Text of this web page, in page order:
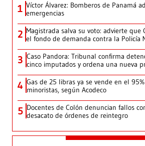
1 Víctor Álvarez: Bomberos de Panamá
emergencias
2 Magistrada salva su voto: advierte que
el fondo de demanda contra la Policía
3 Caso Pandora: Tribunal confirma
cinco imputados y ordena una nueva
4 Gas de 25 libras ya se vende en el
minoristas, según Acodeco
5 Docentes de Colón denuncian fallos
desacato de órdenes de reintegro